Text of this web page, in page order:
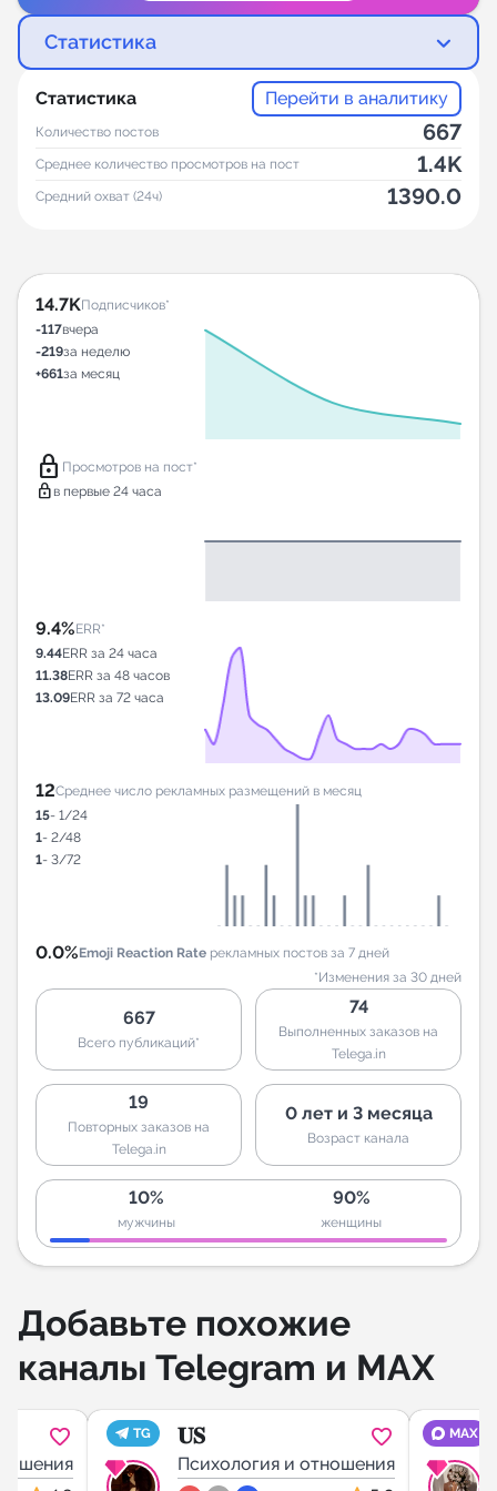
Статистика
Статистика Перейти в аналитику
Количество постов 667
Среднее количество просмотров на пост 1.4K
Средний охват (24ч) 1390.0
14.7KПодписчиков*
-117вчера
-219за неделю
+661за месяц
lock Просмотров на пост*
lock в первые 24 часа
9.4%ERR*
9.44ERR за 24 часа
11.38ERR за 48 часов
13.09ERR за 72 часа
12Среднее число рекламных размещений в месяц
15- 1/24
1- 2/48
1- 3/72
0.0%Emoji Reaction Rate рекламных постов за 7 дней
*Изменения за 30 дней
667
Всего публикаций*
74
Выполненных заказов на
Telega.in
19
Повторных заказов на
Telega.in
0 лет и 3 месяца
Возраст канала
10%
мужчины
90%
женщины
Добавьте похожие
каналы Telegram и MAX
TG 𝐔𝐒
Психология и отношения
MAX